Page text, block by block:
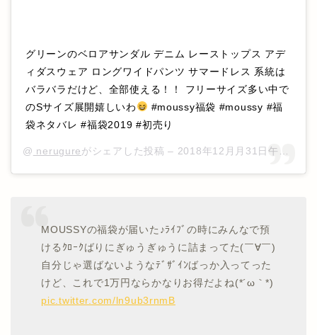
グリーンのベロアサンダル デニム レーストップス アデ
ィダスウェア ロングワイドパンツ サマードレス 系統は
バラバラだけど、全部使える！！ フリーサイズ多い中で
のSサイズ展開嬉しいわ
#moussy福袋 #moussy #福
袋ネタバレ #福袋2019 #初売り
@ nerugureがシェアした投稿 – 2018年12月月31日午後9時16分PST
MOUSSYの福袋が届いた♪ﾗｲﾌﾞの時にみんなで預
けるｸﾛｰｸばりにぎゅうぎゅうに詰まってた(￣∀￣)
自分じゃ選ばないようなﾃﾞｻﾞｲﾝばっか入ってった
けど、これで1万円ならかなりお得だよね(*´ω｀*)
pic.twitter.com/ln9ub3rnmB